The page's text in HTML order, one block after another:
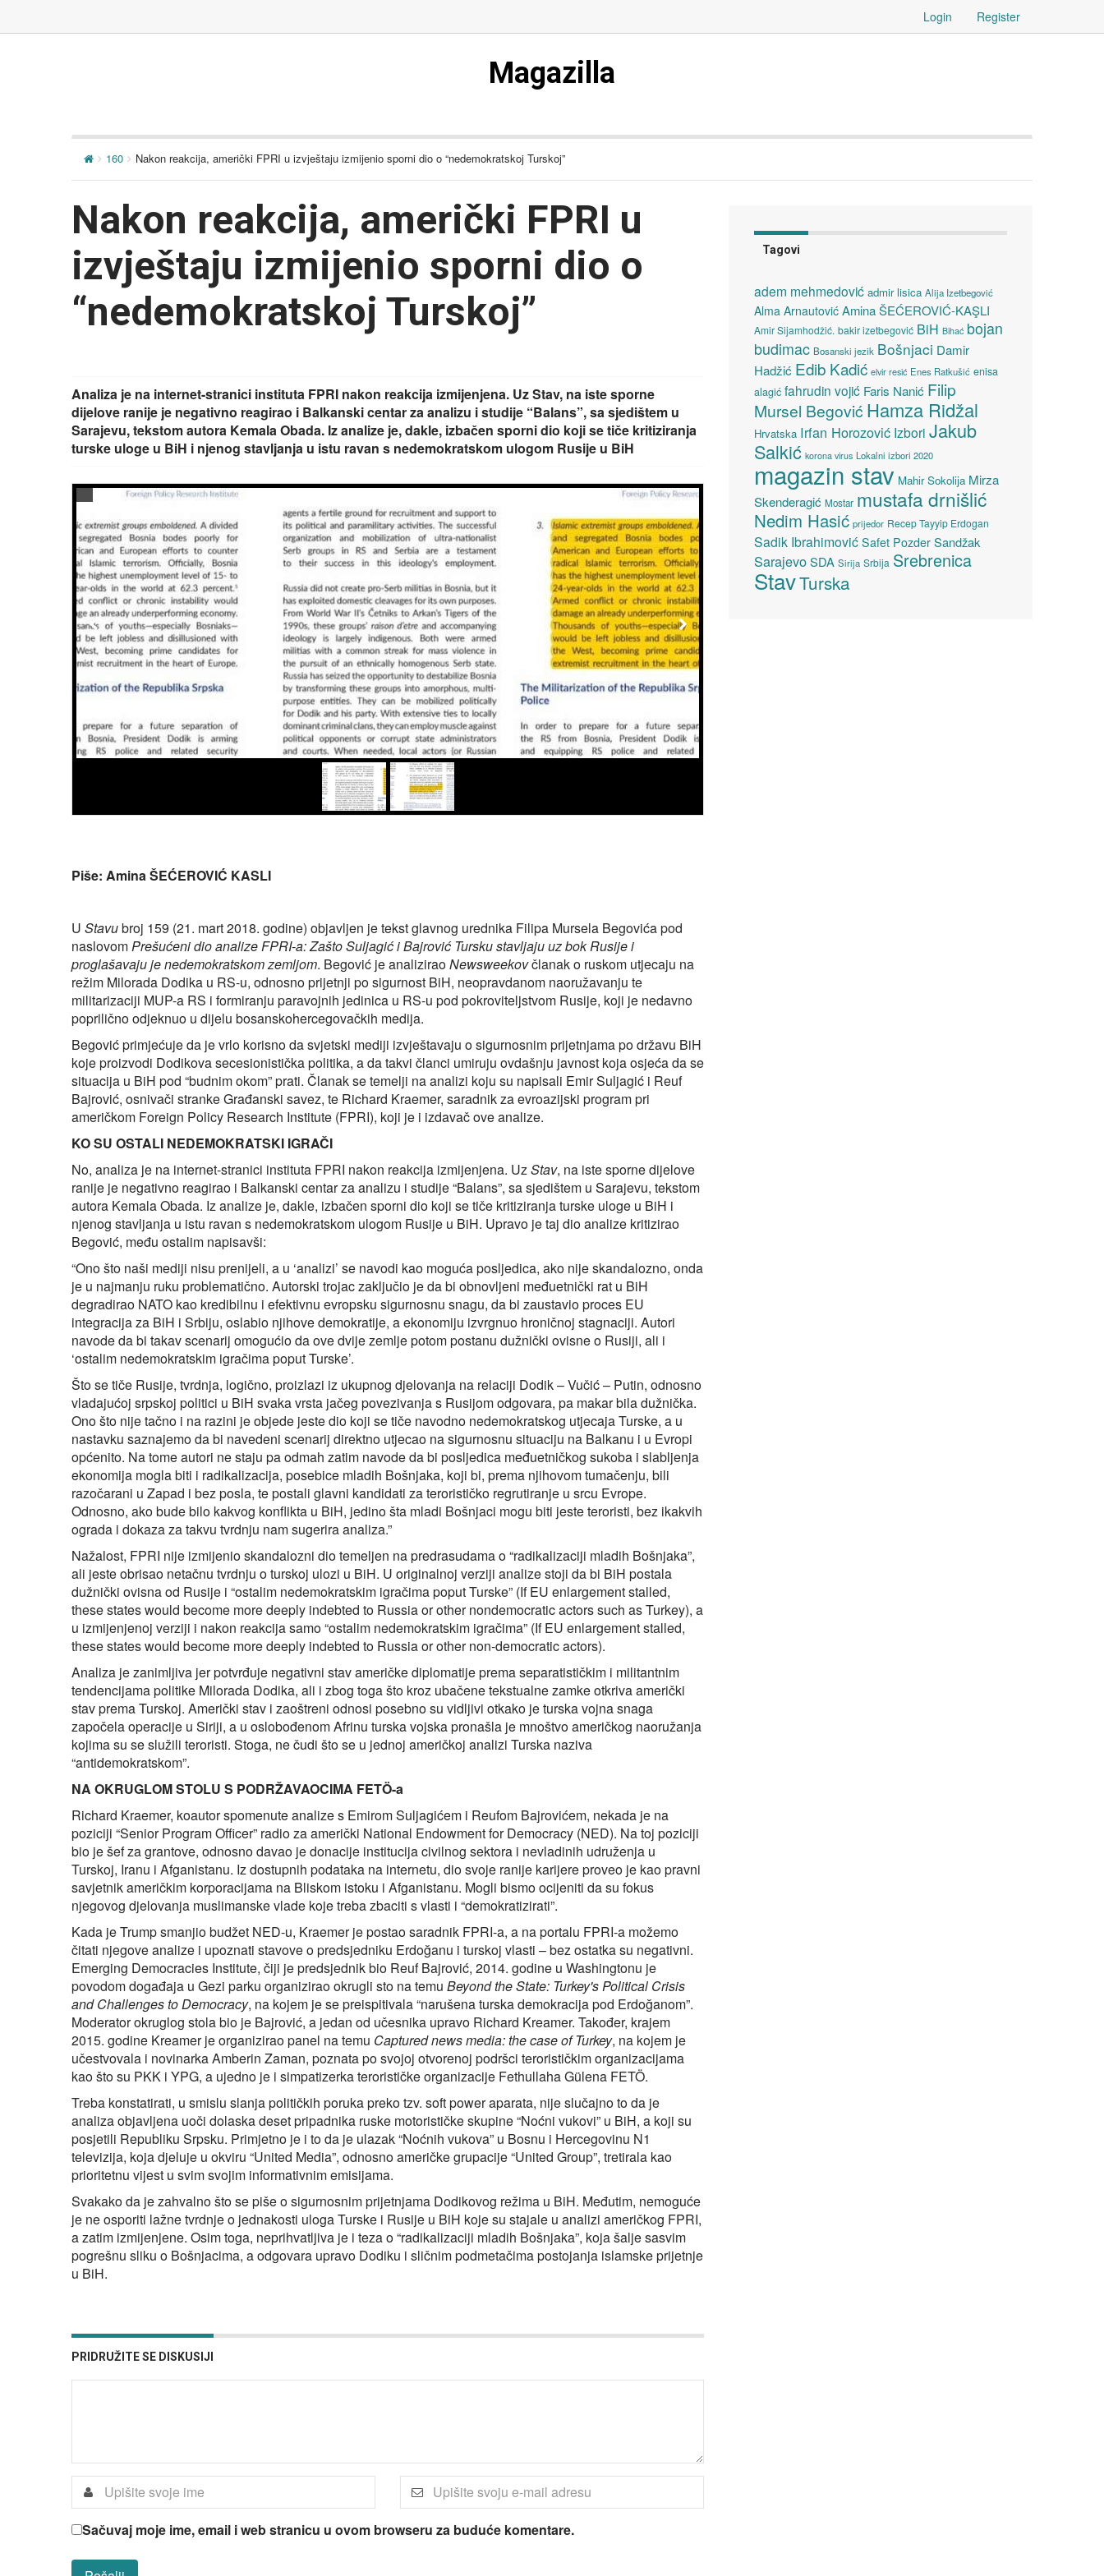
Login Register
Magazilla
160 Nakon reakcija, američki FPRI u izvještaju izmijenio sporni dio o “nedemokratskoj Turskoj”
Nakon reakcija, američki FPRI u
izvještaju izmijenio sporni dio o
“nedemokratskoj Turskoj”
Analiza je na internet-stranici instituta FPRI nakon reakcija izmijenjena. Uz Stav, na iste sporne
dijelove ranije je negativno reagirao i Balkanski centar za analizu i studije “Balans”, sa sjedištem u
Sarajevu, tekstom autora Kemala Obada. Iz analize je, dakle, izbačen sporni dio koji se tiče kritiziranja
turske uloge u BiH i njenog stavljanja u istu ravan s nedemokratskom ulogom Rusije u BiH
Piše: Amina ŠEĆEROVIĆ KASLI
U Stavubroj 159 (21. mart 2018. godine) objavljen je tekst glavnog urednika Filipa Mursela Begovića pod
naslovom Prešućeni dio analize FPRI-a: Zašto Suljagić i Bajrović Tursku stavljaju uz bok Rusije i
proglašavaju je nedemokratskom zemljom. Begović je analiziraoNewsweekovčlanak o ruskom utjecaju na
režim Milorada Dodika u RS-u, odnosno prijetnji po sigurnost BiH, neopravdanom naoružavanju te
militarizaciji MUP-a RS i formiranju paravojnih jedinica u RS-u pod pokroviteljstvom Rusije, koji je nedavno
poprilično odjeknuo u dijelu bosanskohercegovačkih medija.
Begović primjećuje da je vrlo korisno da svjetski mediji izvještavaju o sigurnosnim prijetnjama po državu BiH
koje proizvodi Dodikova secesionistička politika, a da takvi članci umiruju ovdašnju javnost koja osjeća da se
situacija u BiH pod “budnim okom” prati. Članak se temelji na analizi koju su napisali Emir Suljagić i Reuf
Bajrović, osnivači stranke Građanski savez, te Richard Kraemer, saradnik za evroazijski program pri
američkom Foreign Policy Research Institute (FPRI), koji je i izdavač ove analize.
KO SU OSTALI NEDEMOKRATSKI IGRAČI
No, analiza je na internet-stranici instituta FPRI nakon reakcija izmijenjena. Uz Stav, na iste sporne dijelove
ranije je negativno reagirao i Balkanski centar za analizu i studije “Balans”, sa sjedištem u Sarajevu, tekstom
autora Kemala Obada. Iz analize je, dakle, izbačen sporni dio koji se tiče kritiziranja turske uloge u BiH i
njenog stavljanja u istu ravan s nedemokratskom ulogom Rusije u BiH. Upravo je taj dio analize kritizirao
Begović, među ostalim napisavši:
“Ono što naši mediji nisu prenijeli, a u ‘analizi’ se navodi kao moguća posljedica, ako nije skandalozno, onda
je u najmanju ruku problematično. Autorski trojac zaključio je da bi obnovljeni međuetnički rat u BiH
degradirao NATO kao kredibilnu i efektivnu evropsku sigurnosnu snagu, da bi zaustavio proces EU
integracija za BiH i Srbiju, oslabio njihove demokratije, a ekonomiju izvrgnuo hroničnoj stagnaciji. Autori
navode da bi takav scenarij omogućio da ove dvije zemlje potom postanu dužnički ovisne o Rusiji, ali i
‘ostalim nedemokratskim igračima poput Turske’.
Što se tiče Rusije, tvrdnja, logično, proizlazi iz ukupnog djelovanja na relaciji Dodik – Vučić – Putin, odnosno
vladajućoj srpskoj politici u BiH svaka vrsta jačeg povezivanja s Rusijom odgovara, pa makar bila dužnička.
Ono što nije tačno i na razini je objede jeste dio koji se tiče navodno nedemokratskog utjecaja Turske, a u
nastavku saznajemo da bi navedeni scenarij direktno utjecao na sigurnosnu situaciju na Balkanu i u Evropi
općenito. Na tome autori ne staju pa odmah zatim navode da bi posljedica međuetničkog sukoba i slabljenja
ekonomija mogla biti i radikalizacija, posebice mladih Bošnjaka, koji bi, prema njihovom tumačenju, bili
razočarani u Zapad i bez posla, te postali glavni kandidati za terorističko regrutiranje u srcu Evrope.
Odnosno, ako bude bilo kakvog konflikta u BiH, jedino šta mladi Bošnjaci mogu biti jeste teroristi, bez ikakvih
ograda i dokaza za takvu tvrdnju nam sugerira analiza.”
Nažalost, FPRI nije izmijenio skandalozni dio temeljen na predrasudama o “radikalizaciji mladih Bošnjaka”,
ali jeste obrisao netačnu tvrdnju o turskoj ulozi u BiH. U originalnoj verziji analize stoji da bi BiH postala
dužnički ovisna od Rusije i “ostalim nedemokratskim igračima poput Turske” (If EU enlargement stalled,
these states would become more deeply indebted to Russia or other nondemocratic actors such as Turkey), a
u izmijenjenoj verziji i nakon reakcija samo “ostalim nedemokratskim igračima” (If EU enlargement stalled,
these states would become more deeply indebted to Russia or other non-democratic actors).
Analiza je zanimljiva jer potvrđuje negativni stav američke diplomatije prema separatističkim i militantnim
tendencijama politike Milorada Dodika, ali i zbog toga što kroz ubačene tekstualne zamke otkriva američki
stav prema Turskoj. Američki stav i zaoštreni odnosi posebno su vidljivi otkako je turska vojna snaga
započela operacije u Siriji, a u oslobođenom Afrinu turska vojska pronašla je mnoštvo američkog naoružanja
kojima su se služili teroristi. Stoga, ne čudi što se u jednoj američkoj analizi Turska naziva
“antidemokratskom”.
NA OKRUGLOM STOLU S PODRŽAVAOCIMA FETÖ-a
Richard Kraemer, koautor spomenute analize s Emirom Suljagićem i Reufom Bajrovićem, nekada je na
poziciji “Senior Program Officer” radio za američki National Endowment for Democracy (NED). Na toj poziciji
bio je šef za grantove, odnosno davao je donacije institucija civilnog sektora i nevladinih udruženja u
Turskoj, Iranu i Afganistanu. Iz dostupnih podataka na internetu, dio svoje ranije karijere proveo je kao pravni
savjetnik američkim korporacijama na Bliskom istoku i Afganistanu. Mogli bismo ocijeniti da su fokus
njegovog djelovanja muslimanske vlade koje treba zbaciti s vlasti i “demokratizirati”.
Kada je Trump smanjio budžet NED-u, Kraemer je postao saradnik FPRI-a, a na portalu FPRI-a možemo
čitati njegove analize i upoznati stavove o predsjedniku Erdoğanu i turskoj vlasti – bez ostatka su negativni.
Emerging Democracies Institute, čiji je predsjednik bio Reuf Bajrović, 2014. godine u Washingtonu je
povodom događaja u Gezi parku organizirao okrugli sto na temu Beyond the State: Turkey's Political Crisis
and Challenges to Democracy, na kojem je se preispitivala “narušena turska demokracija pod Erdoğanom”.
Moderator okruglog stola bio je Bajrović, a jedan od učesnika upravo Richard Kreamer. Također, krajem
2015. godine Kreamer je organizirao panel na temu Captured news media: the case of Turkey, na kojem je
učestvovala i novinarka Amberin Zaman, poznata po svojoj otvorenoj podršci terorističkim organizacijama
kao što su PKK i YPG, a ujedno je i simpatizerka terorističke organizacije Fethullaha Gülena FETÖ.
Treba konstatirati, u smislu slanja političkih poruka preko tzv. soft power aparata, nije slučajno to da je
analiza objavljena uoči dolaska deset pripadnika ruske motorističke skupine “Noćni vukovi” u BiH, a koji su
posjetili Republiku Srpsku. Primjetno je i to da je ulazak “Noćnih vukova” u Bosnu i Hercegovinu N1
televizija, koja djeluje u okviru “United Media”, odnosno američke grupacije “United Group”, tretirala kao
prioritetnu vijest u svim svojim informativnim emisijama.
Svakako da je zahvalno što se piše o sigurnosnim prijetnjama Dodikovog režima u BiH. Međutim, nemoguće
je ne osporiti lažne tvrdnje o jednakosti uloga Turske i Rusije u BiH koje su stajale u analizi američkog FPRI,
a zatim izmijenjene. Osim toga, neprihvatljiva je i teza o “radikalizaciji mladih Bošnjaka”, koja šalje sasvim
pogrešnu sliku o Bošnjacima, a odgovara upravo Dodiku i sličnim podmetačima postojanja islamske prijetnje
u BiH.
PRIDRUŽITE SE DISKUSIJI
Sačuvaj moje ime, email i web stranicu u ovom browseru za buduće komentare.
Tagovi
adem mehmedović admir lisica Alija Izetbegović
Alma Arnautović Amina ŠEĆEROVIĆ-KAŞLI
Amir Sijamhodžić. bakir izetbegović BiH Bihać bojan
budimac Bosanski jezik Bošnjaci Damir
Hadžić Edib Kadić elvir resić Enes Ratkušić enisa
alagić fahrudin vojić Faris Nanić Filip
Mursel Begović Hamza Ridžal
Hrvatska Irfan Horozović Izbori Jakub
Salkić korona virus Lokalni izbori 2020
magazin stav Mahir Sokolija Mirza
Skenderagić Mostar mustafa drnišlić
Nedim Hasić prijedor Recep Tayyip Erdogan
Sadik Ibrahimović Safet Pozder Sandžak
SarajevoSDA Sirija Srbija Srebrenica
StavTurska